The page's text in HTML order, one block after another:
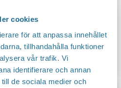
cookies
för att anpassa innehållet
tillhandahålla funktioner
vår trafik. Vi
identifierare och annan
de sociala medier och
Verkstad